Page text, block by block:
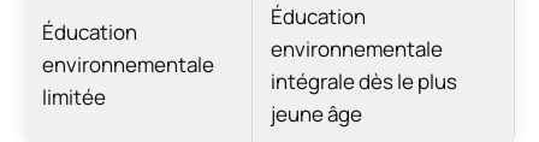
Éducation
environnementale
limitée
Éducation
environnementale
intégrale dès le plus
jeune âge